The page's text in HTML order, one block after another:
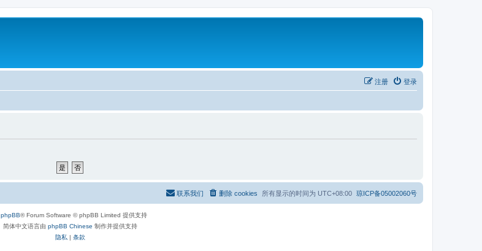
登录
注册
琼ICP备05002060号
所有显示的时间为 UTC+08:00
删除 cookies
联系我们
phpBB® Forum Software © phpBB Limited 提供支持
简体中文语言由 phpBB Chinese 制作并提供支持
隐私 | 条款